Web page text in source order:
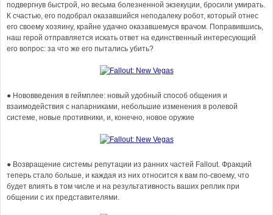
подвергнув быстрой, но весьма болезненной экзекуции, бросили умирать.
К счастью, его подобрал оказавшийся неподалеку робот, который отнес
его своему хозяину, крайне удачно оказавшемуся врачом. Поправившись,
наш герой отправляется искать ответ на единственный интересующий
его вопрос: за что же его пытались убить?
● Нововведения в геймплее: новый удобный способ общения и
взаимодействия с напарниками, небольшие изменения в ролевой
системе, новые противники, и, конечно, новое оружие
● Возвращение системы репутации из ранних частей Fallout. Фракций
теперь стало больше, и каждая из них относится к вам по-своему, что
будет влиять в том числе и на результативность ваших реплик при
общении с их представителями.